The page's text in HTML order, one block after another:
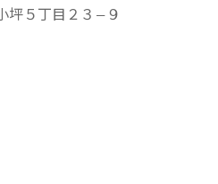
坪５丁目２３−９